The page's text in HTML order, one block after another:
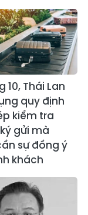
10, Thái Lan
quy định
kiểm tra
gửi mà
sự đồng ý
khách